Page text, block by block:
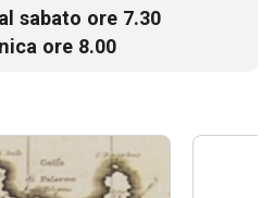
sabato ore 7.30
ore 8.00